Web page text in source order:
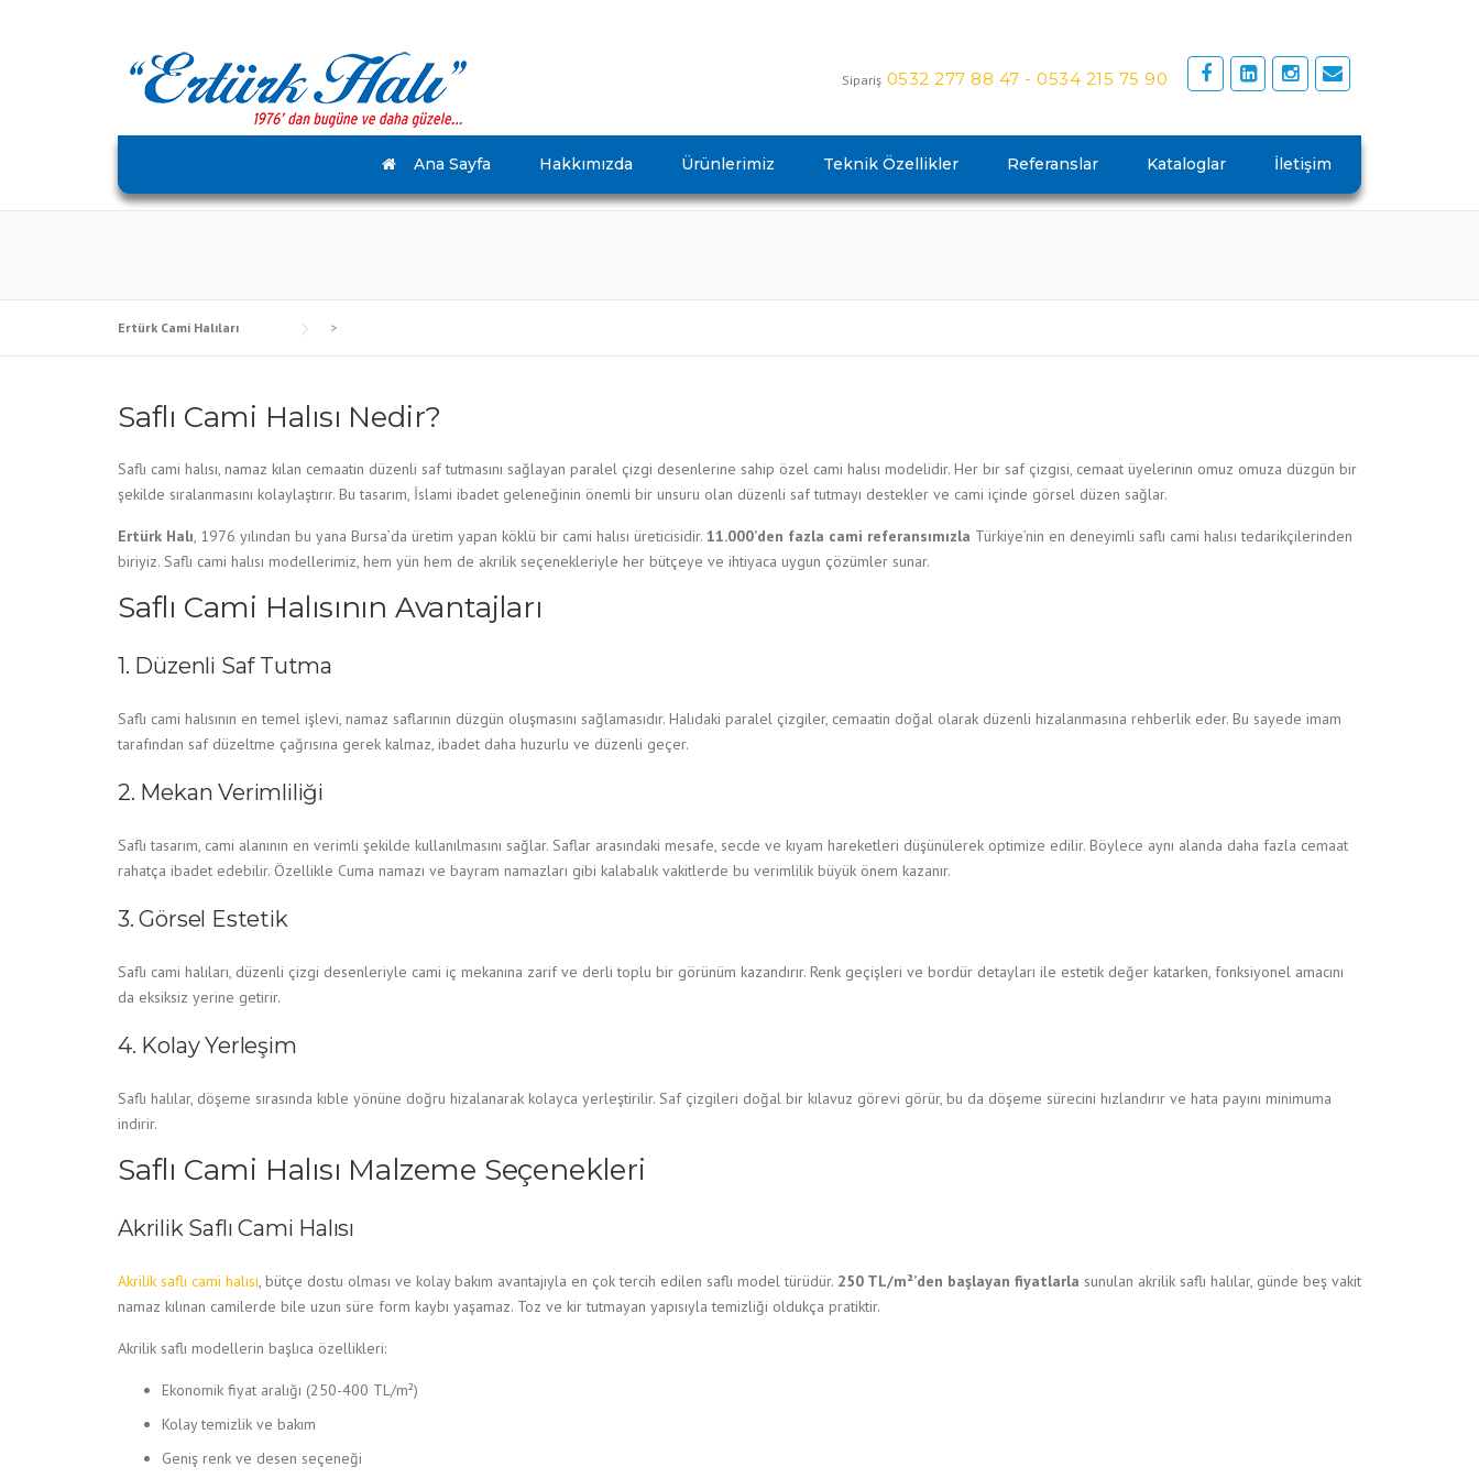
Sipariş 0532 277 88 47 -0534 215 75 90
Ana Sayfa Hakkımızda Ürünlerimiz Teknik Özellikler Referanslar Kataloglar İletişim
Ertürk Cami Halıları >
Saflı Cami Halısı Nedir?
Saflı cami halısı, namaz kılan cemaatin düzenli saf tutmasını sağlayan paralel çizgi desenlerine sahip özel cami halısı modelidir. Her bir saf çizgisi, cemaat üyelerinin omuz omuza düzgün bir
şekilde sıralanmasını kolaylaştırır. Bu tasarım, İslami ibadet geleneğinin önemli bir unsuru olan düzenli saf tutmayı destekler ve cami içinde görsel düzen sağlar.
Ertürk Halı, 1976 yılından bu yana Bursa’da üretim yapan köklü bir cami halısı üreticisidir. 11.000’den fazla cami referansımızla Türkiye’nin en deneyimli saflı cami halısı tedarikçilerinden
biriyiz. Saflı cami halısı modellerimiz, hem yün hem de akrilik seçenekleriyle her bütçeye ve ihtiyaca uygun çözümler sunar.
Saflı Cami Halısının Avantajları
1. Düzenli Saf Tutma
Saflı cami halısının en temel işlevi, namaz saflarının düzgün oluşmasını sağlamasıdır. Halıdaki paralel çizgiler, cemaatin doğal olarak düzenli hizalanmasına rehberlik eder. Bu sayede imam
tarafından saf düzeltme çağrısına gerek kalmaz, ibadet daha huzurlu ve düzenli geçer.
2. Mekan Verimliliği
Saflı tasarım, cami alanının en verimli şekilde kullanılmasını sağlar. Saflar arasındaki mesafe, secde ve kıyam hareketleri düşünülerek optimize edilir. Böylece aynı alanda daha fazla cemaat
rahatça ibadet edebilir. Özellikle Cuma namazı ve bayram namazları gibi kalabalık vakitlerde bu verimlilik büyük önem kazanır.
3. Görsel Estetik
Saflı cami halıları, düzenli çizgi desenleriyle cami iç mekanına zarif ve derli toplu bir görünüm kazandırır. Renk geçişleri ve bordür detayları ile estetik değer katarken, fonksiyonel amacını
da eksiksiz yerine getirir.
4. Kolay Yerleşim
Saflı halılar, döşeme sırasında kıble yönüne doğru hizalanarak kolayca yerleştirilir. Saf çizgileri doğal bir kılavuz görevi görür, bu da döşeme sürecini hızlandırır ve hata payını minimuma
indirir.
Saflı Cami Halısı Malzeme Seçenekleri
Akrilik Saflı Cami Halısı
Akrilik saflı cami halısı, bütçe dostu olması ve kolay bakım avantajıyla en çok tercih edilen saflı model türüdür. 250 TL/m²’den başlayan fiyatlarla sunulan akrilik saflı halılar, günde beş vakit
namaz kılınan camilerde bile uzun süre form kaybı yaşamaz. Toz ve kir tutmayan yapısıyla temizliği oldukça pratiktir.
Akrilik saflı modellerin başlıca özellikleri:
Ekonomik fiyat aralığı (250-400 TL/m²)
Kolay temizlik ve bakım
Geniş renk ve desen seçeneği